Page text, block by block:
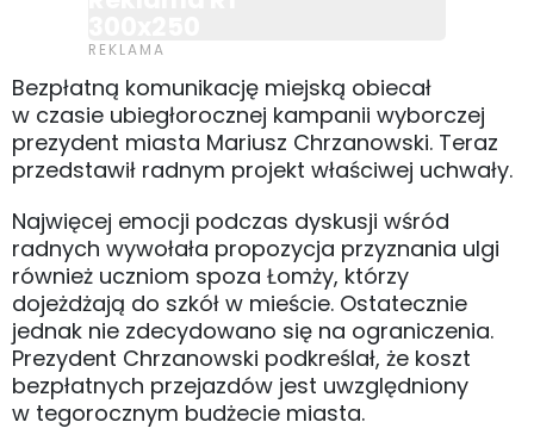
Bezpłatną komunikację miejską obiecał
w czasie ubiegłorocznej kampanii wyborczej
prezydent miasta Mariusz Chrzanowski. Teraz
przedstawił radnym projekt właściwej uchwały.
Najwięcej emocji podczas dyskusji wśród
radnych wywołała propozycja przyznania ulgi
również uczniom spoza Łomży, którzy
dojeżdżają do szkół w mieście. Ostatecznie
jednak nie zdecydowano się na ograniczenia.
Prezydent Chrzanowski podkreślał, że koszt
bezpłatnych przejazdów jest uwzględniony
w tegorocznym budżecie miasta.